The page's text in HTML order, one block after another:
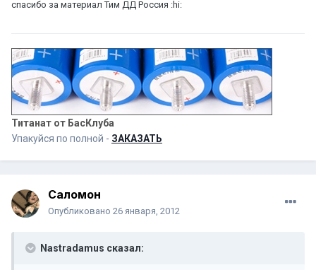
спасибо за материал Тим ДД Россия :hi:
Титанат от БасКлуба
Упакуйся по полной - ЗАКАЗАТЬ
Саломон
Опубликовано 26 января, 2012
Nastradamus сказал: